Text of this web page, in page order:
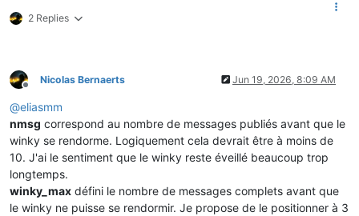
2 Replies
Offline
Nicolas Bernaerts Jun 19, 2026, 8:09 AM
@eliasmm
nmsg correspond au nombre de messages publiés avant que le
winky se rendorme. Logiquement cela devrait être à moins de
10. J'ai le sentiment que le winky reste éveillé beaucoup trop
longtemps.
winky_max défini le nombre de messages complets avant que
le winky ne puisse se rendormir. Je propose de le positionner à 3